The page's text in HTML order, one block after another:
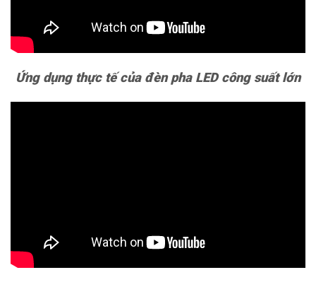
Ứng dụng thực tế của đèn pha LED công suất lớn